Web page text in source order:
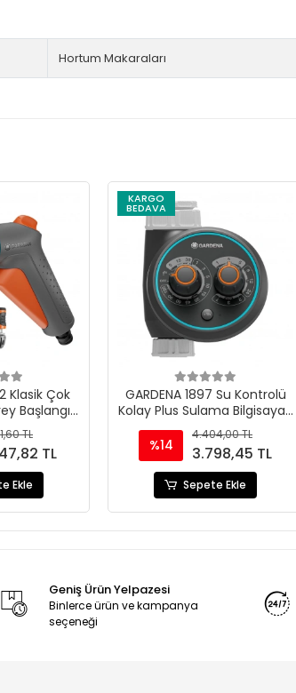
Hortum Makaraları
Klasik Çok
Başlangıç
TL
TL
Ekle
KARGO
BEDAVA
GARDENA 1897 Su Kontrolü
Kolay Plus Sulama Bilgisayarı
Zamanlayıcısı
%14
4.404,00 TL
3.798,45 TL
Sepete Ekle
Geniş Ürün Yelpazesi
Binlerce ürün ve kampanya
seçeneği